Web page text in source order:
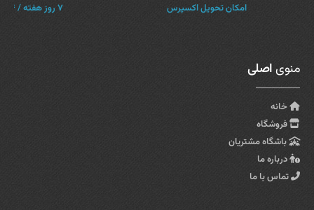
امکان تحویل اکسپرس ۷ روز هفته / ۲۴ ساعته
منویاصلی
خانه
فروشگاه
باشگاه مشتریان
درباره ما
تماس با ما